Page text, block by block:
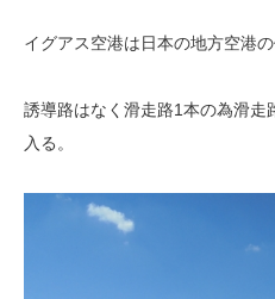
イグアス空港は日本の地方空港の
誘導路はなく滑走路1本の為滑走
入る。